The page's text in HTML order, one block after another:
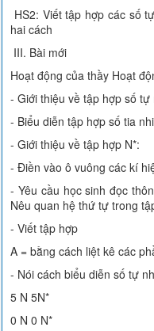
HS2: Viết tập hợp các số
hai cách
III. Bài mới
Hoạt động của thầy Hoạt
- Giới thiệu về tập hợp số tự
- Biểu diễn tập hợp số tia
- Giới thiệu về tập hợp N*:
- Điền vào ô vuông các kí
- Yêu cầu học sinh đọc
Nêu quan hệ thứ tự trong
- Viết tập hợp
A = bằng cách liệt kê các
- Nói cách biểu diễn số tự
5 N 5N*
0 N 0 N*